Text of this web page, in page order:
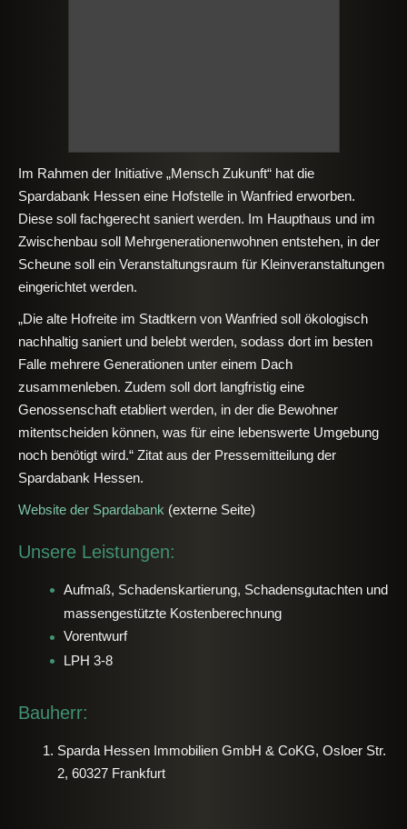
Im Rahmen der Initiative „Mensch Zukunft“ hat die
Spardabank Hessen eine Hofstelle in Wanfried erworben.
Diese soll fachgerecht saniert werden. Im Haupthaus und im
Zwischenbau soll Mehrgenerationenwohnen entstehen, in der
Scheune soll ein Veranstaltungsraum für Kleinveranstaltungen
eingerichtet werden.
„Die alte Hofreite im Stadtkern von Wanfried soll ökologisch
nachhaltig saniert und belebt werden, sodass dort im besten
Falle mehrere Generationen unter einem Dach
zusammenleben. Zudem soll dort langfristig eine
Genossenschaft etabliert werden, in der die Bewohner
mitentscheiden können, was für eine lebenswerte Umgebung
noch benötigt wird.“ Zitat aus der Pressemitteilung der
Spardabank Hessen.
Website der Spardabank (externe Seite)
Unsere Leistungen:
Aufmaß, Schadenskartierung, Schadensgutachten und
massengestützte Kostenberechnung
Vorentwurf
LPH 3-8
Bauherr:
Sparda Hessen Immobilien GmbH & CoKG, Osloer Str.
2, 60327 Frankfurt